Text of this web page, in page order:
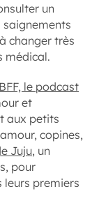
un
saignements
changer très
médical.
le podcast
et
aux petits
copines,
Juju, un
pour
leurs premiers